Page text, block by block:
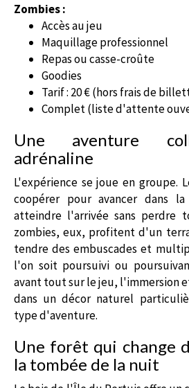
Zombies :
Accès au jeu
Maquillage professionnel
Repas ou casse-croûte
Goodies
Tarif : 20 € (hors frais de
Complet (liste d'attente
Une aventure
adrénaline
L'expérience se joue en groupe.
coopérer pour avancer dans
atteindre l'arrivée sans perdre
zombies, eux, profitent d'un
tendre des embuscades et
l'on soit poursuivi ou
avant tout sur le jeu, l'immersion
dans un décor naturel
type d'aventure.
Une forêt qui change
la tombée de la nuit